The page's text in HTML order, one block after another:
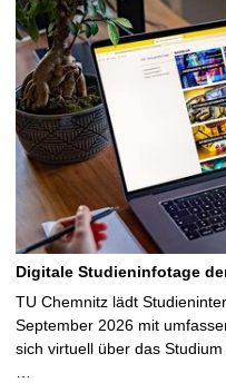
Digitale Studieninfotage
TU Chemnitz lädt
September 2026 mit
sich virtuell über das